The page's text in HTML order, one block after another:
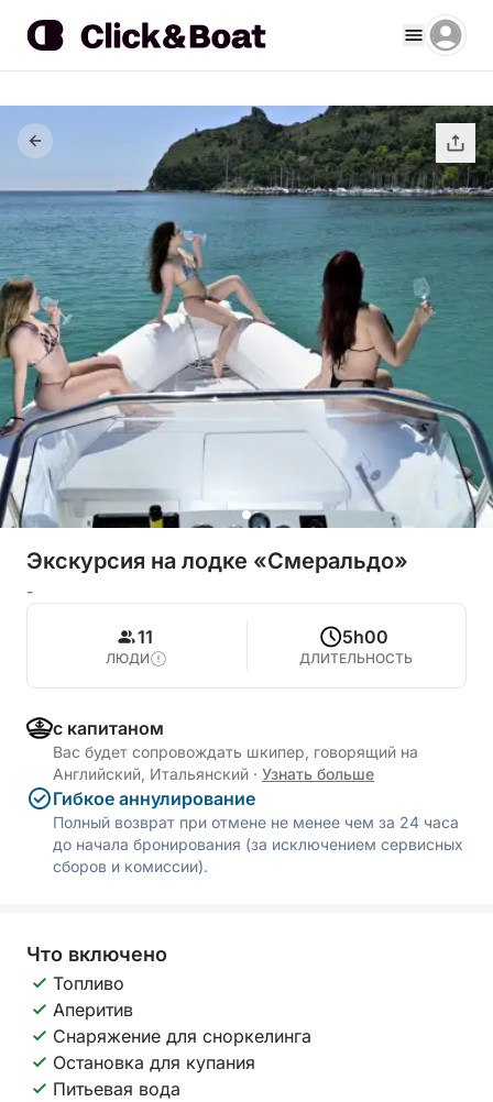
Экскурсия на лодке «Смеральдо»
-
11
ЛЮДИ
5h00
ДЛИТЕЛЬНОСТЬ
с капитаном
Вас будет сопровождать шкипер, говорящий на
Английский, Итальянский · Узнать больше
Гибкое аннулирование
Полный возврат при отмене не менее чем за 24 часа
до начала бронирования (за исключением сервисных
сборов и комиссии).
Что включено
Топливо
Аперитив
Снаряжение для сноркелинга
Остановка для купания
Питьевая вода